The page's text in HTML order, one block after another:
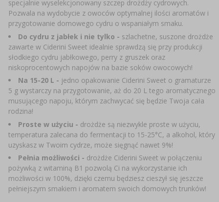
PEKLE, MARYNATY I ZIOŁA ›
KULTURY BAKTERII
LITERATURA WĘDLINIARSTWO
AROMATY DYMU WĘDZARNICZEGO
MIERNIKI, WSKAŹNIKI ›
BUTELKI ›
GĄSIORY ›
REGAŁY
AROMATYZACJA ›
LITERATURA
BADANIA WINA
SUBSTANCJE DODATKOWE
ETYKIETY
BADANIA ALKOHOLU
LITERATURA
GADŻETY DOMOWE
MOTORYZACJA
specjalnie wyselekcjonowany szczep drożdży cydrowych.
Pozwala na wydobycie z owoców optymalnej ilości aromatów i
przygotowanie domowego cydru o wspaniałym smaku.
Do cydru z jabłek i nie tylko - szlachetne, suszone drożdże
zawarte w Ciderini Sweet idealnie sprawdzą się przy produkcji
słodkiego cydru jabłkowego, perry z gruszek oraz
niskoprocentowych napojów na bazie soków owocowych!
Na 15-20 L - jedno opakowanie Ciderini Sweet o gramaturze
5 g wystarczy na przygotowanie, aż do 20 L tego aromatycznego
musującego napoju, którym zachwycać się będzie Twoja cała
rodzina!
Proste w użyciu - drożdże są niezwykle proste w użyciu,
temperatura zalecana do fermentacji to 15-25°C, a alkohol, który
uzyskasz w Twoim cydrze, może sięgnąć nawet 9%!
Pełnia możliwości - drożdże Ciderini Sweet w połączeniu
pożywką z witaminą B1 pozwolą Ci na wykorzystanie ich
możliwości w 100%, dzięki czemu będziesz cieszył się jeszcze
pełniejszym smakiem i aromatem swoich domowych trunków!